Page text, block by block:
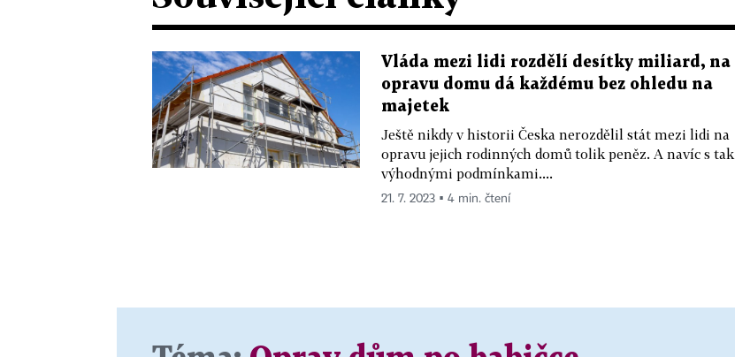
Vláda mezi lidi rozdělí desítky miliard, na
opravu domu dá každému bez ohledu na
majetek
Ještě nikdy v historii Česka nerozdělil stát mezi lidi na
opravu jejich rodinných domů tolik peněz. A navíc s tak
výhodnými podmínkami....
21. 7. 2023 ▪ 4 min. čtení